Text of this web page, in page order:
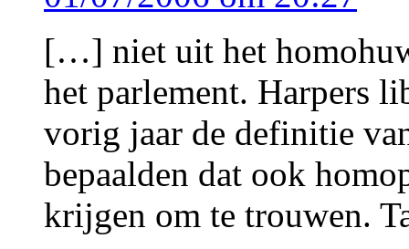
[…] niet uit het
het parlement. Harpers
vorig jaar de definitie
bepaalden dat ook
krijgen om te trouwen.